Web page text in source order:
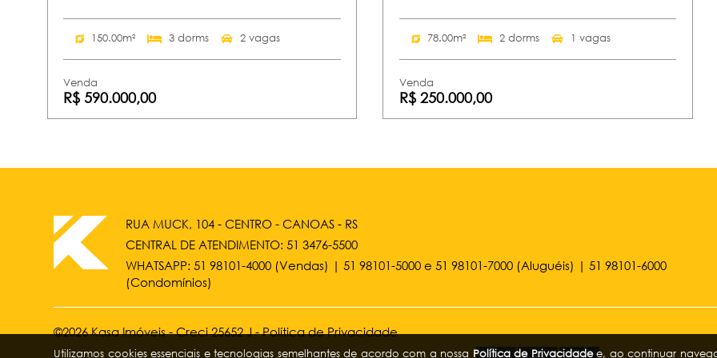
Utilizamos cookies essenciais e tecnologias semelhantes de acordo com a nossa Política de Privacidadee, ao continuar
150.00m² 3 dorms 2 vagas
Venda
R$ 590.000,00
78.00m² 2 dorms 1 vagas
Venda
R$ 250.000,00
RUA MUCK, 104 - CENTRO - CANOAS - RS
CENTRAL DE ATENDIMENTO: 51 3476-5500
WHATSAPP: 51 98101-4000 (Vendas) |51 98101-5000 e51 98101-7000 (Aluguéis) |51 98101-6000
(Condomínios)
©2026 Kasa Imóveis - Creci 25652 J -Política de Privacidade